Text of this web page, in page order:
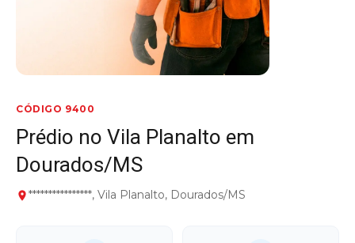
CÓDIGO 9400
Prédio no Vila Planalto em
Dourados/MS
****************, Vila Planalto, Dourados/MS